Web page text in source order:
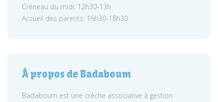
Créneau du midi: 12h30-13h
Accueil des parents: 16h30-18h30
À propos de Badaboum
Badaboum est une crèche associative à gestion